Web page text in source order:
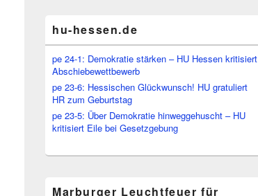
hu-hessen.de
pe 24-1: Demokratie stärken – HU Hessen kritisiert
Abschiebewettbewerb
pe 23-6: Hessischen Glückwunsch! HU gratuliert
HR zum Geburtstag
pe 23-5: Über Demokratie hinweggehuscht – HU
kritisiert Eile bei Gesetzgebung
Marburger Leuchtfeuer für